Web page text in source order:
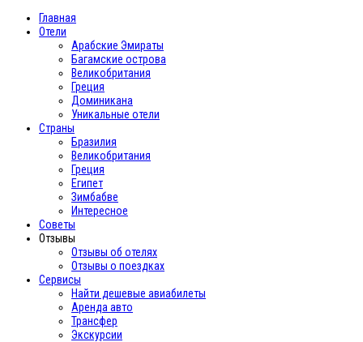
Главная
Отели
Арабские Эмираты
Багамские острова
Великобритания
Греция
Доминикана
Уникальные отели
Страны
Бразилия
Великобритания
Греция
Египет
Зимбабве
Интересное
Cоветы
Отзывы
Отзывы об отелях
Отзывы о поездках
Сервисы
Найти дешевые авиабилеты
Аренда авто
Трансфер
Экскурсии